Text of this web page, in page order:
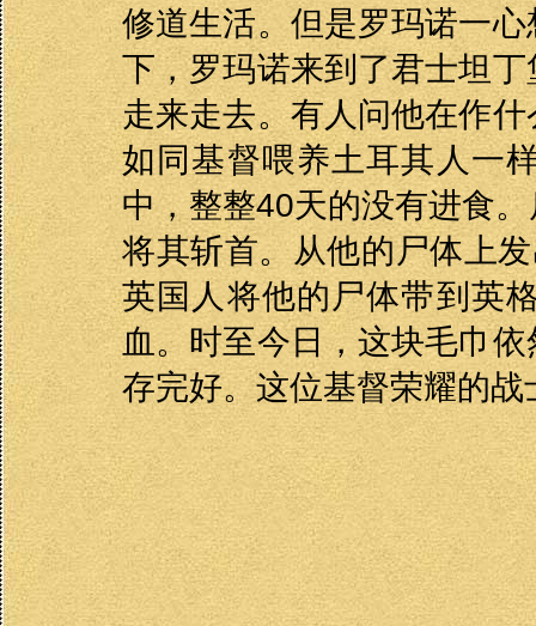
修道生活。但是罗玛诺一
下，罗玛诺来到了君士坦
走来走去。有人问他在作
如同基督喂养土耳其人一
中，整整40天的没有进食
将其斩首。从他的尸体上
英国人将他的尸体带到英
血。时至今日，这块毛巾
存完好。这位基督荣耀的